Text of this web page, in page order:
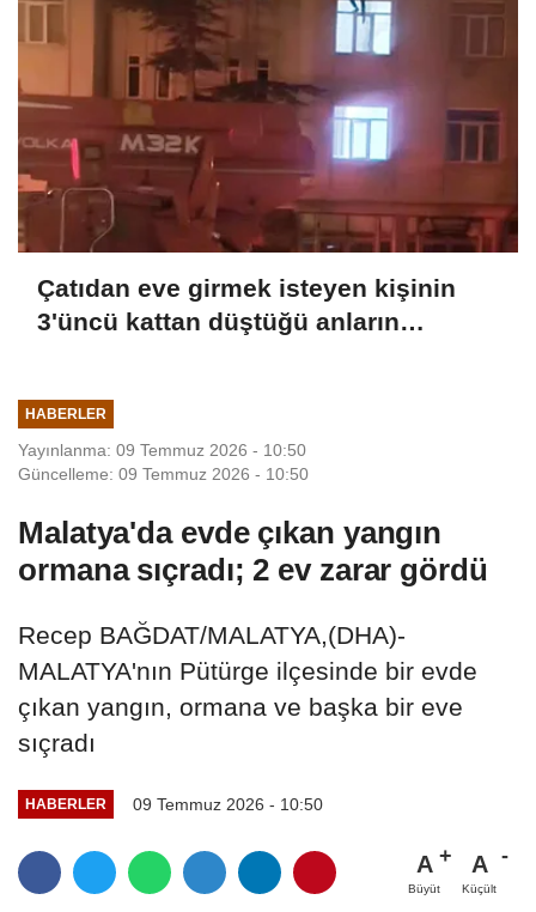
Çatıdan eve girmek isteyen kişinin
3'üncü kattan düştüğü anların
HABERLER
Yayınlanma: 09 Temmuz 2026 - 10:50
Güncelleme: 09 Temmuz 2026 - 10:50
Malatya'da evde çıkan yangın
ormana sıçradı; 2 ev zarar gördü
Recep BAĞDAT/MALATYA,(DHA)-
MALATYA'nın Pütürge ilçesinde bir evde
çıkan yangın, ormana ve başka bir eve
sıçradı
HABERLER 09 Temmuz 2026 - 10:50
A
Büyüt
A
Küçült